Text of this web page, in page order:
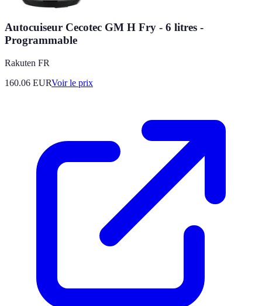
Autocuiseur Cecotec GM H Fry - 6 litres -
Programmable
Rakuten FR
160.06 EURVoir le prix